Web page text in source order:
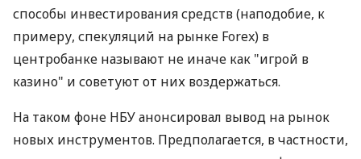
Многочисленные же "заклинания" экспертов и
чиновников о необходимости развития фондового
рынка, привлечения туда массового инвестора
пока реального содержания не имеют (а
перспективы реализации пенсионной реформы
пока еще слишком туманны). Полуэкзотические же